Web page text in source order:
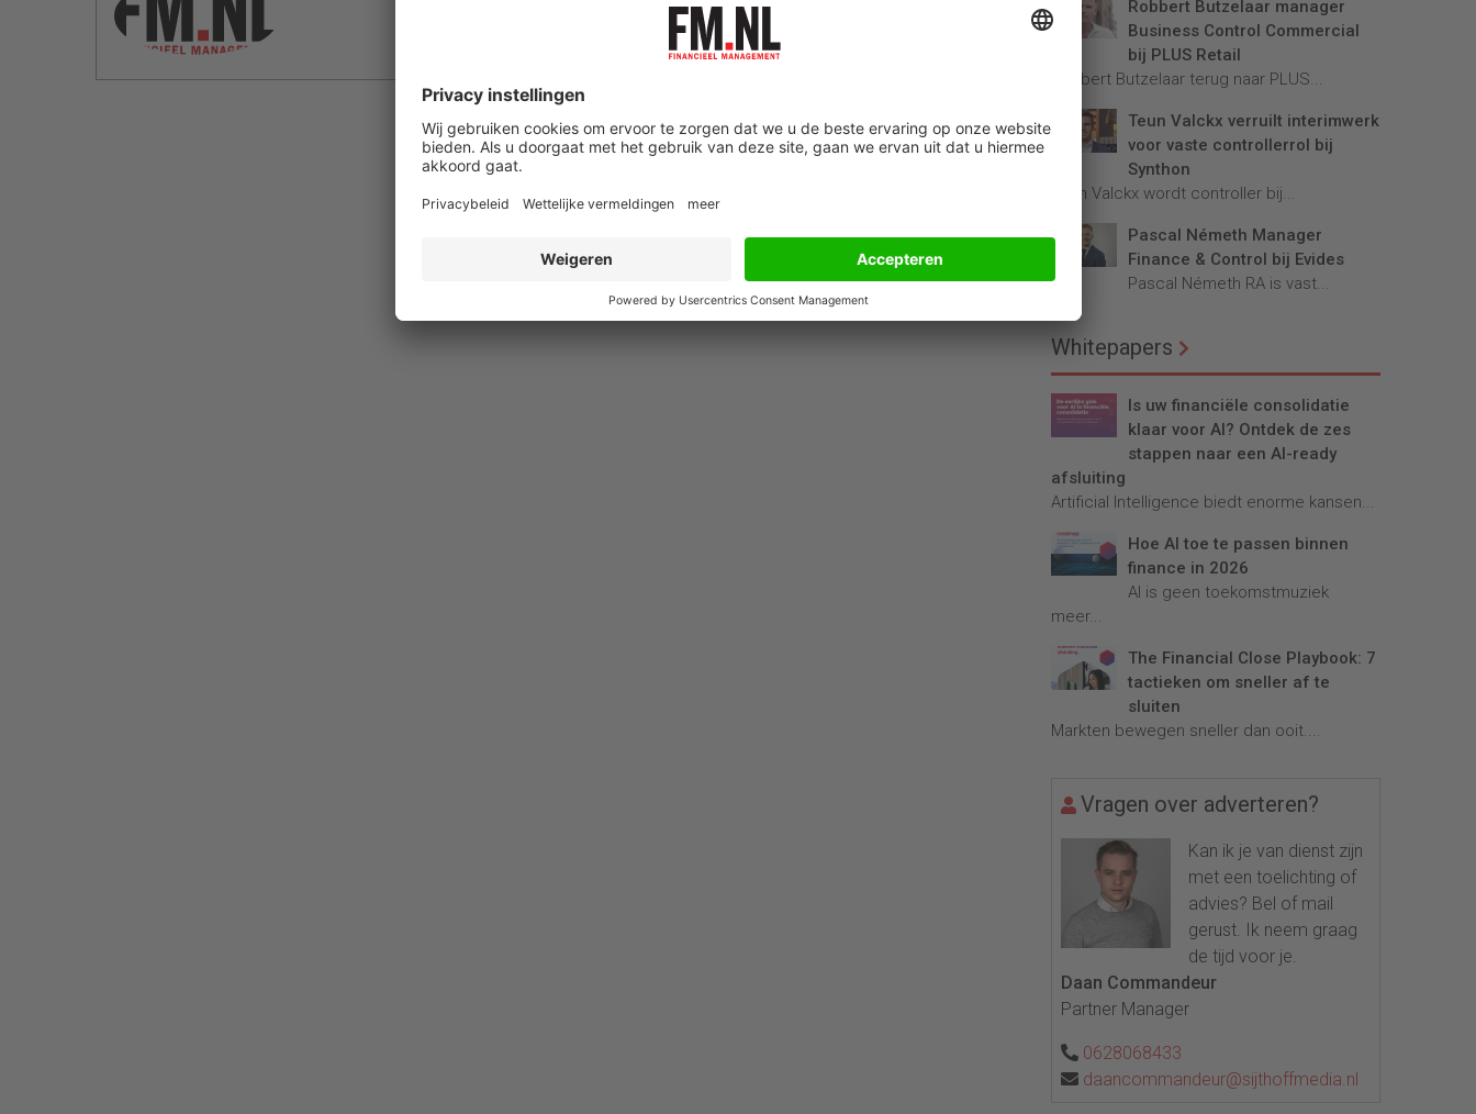
Robbert Butzelaar manager
Business Control Commercial
bij PLUS Retail
Robbert Butzelaar terug naar PLUS...
Teun Valckx verruilt interimwerk
voor vaste controllerrol bij
Synthon
Teun Valckx wordt controller bij...
Pascal Németh Manager
Finance & Control bij Evides
Pascal Németh RA is vast...
Whitepapers
Is uw financiële consolidatie
klaar voor AI? Ontdek de zes
stappen naar een AI-ready
afsluiting
Artificial Intelligence biedt enorme kansen...
Hoe AI toe te passen binnen
finance in 2026
AI is geen toekomstmuziek
meer...
The Financial Close Playbook: 7
tactieken om sneller af te
sluiten
Markten bewegen sneller dan ooit....
Vragen over adverteren?
Kan ik je van dienst zijn
met een toelichting of
advies? Bel of mail
gerust. Ik neem graag
de tijd voor je.
Daan Commandeur
Partner Manager
0628068433
daancommandeur@sijthoffmedia.nl